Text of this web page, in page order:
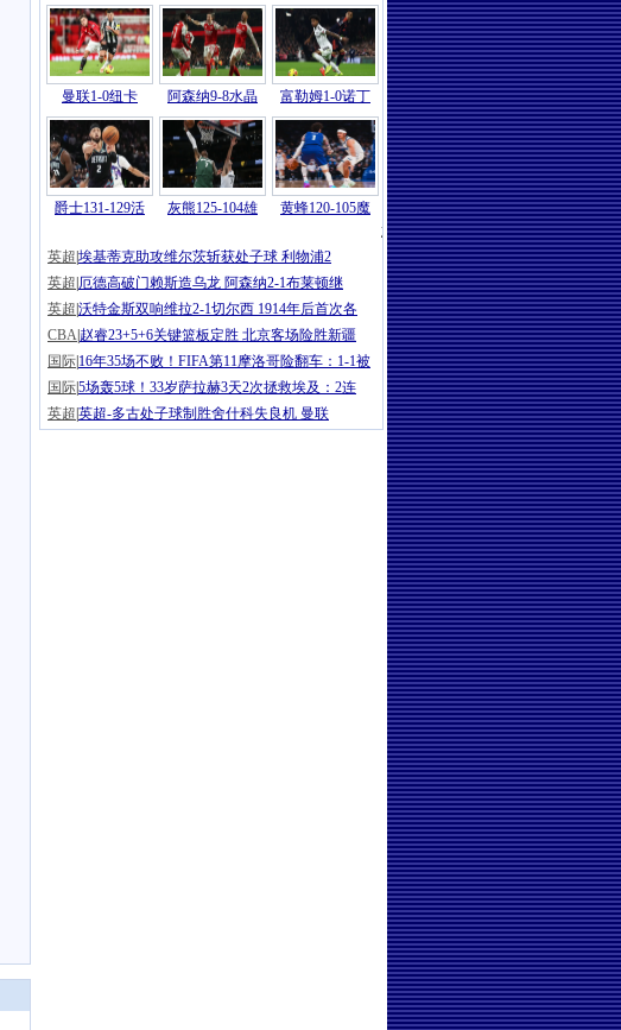
曼联1-0纽卡 阿森纳9-8水晶 富勒姆1-0诺丁
爵士131-129活 灰熊125-104雄
黄蜂120-105魔
意甲|卡卢卢破门伊尔迪兹建功 尤文2-
英超 埃基蒂克助攻维尔茨斩获处子球 利物浦2
英超 厄德高破门赖斯造乌龙 阿森纳2-1布莱顿继
英超 沃特金斯双响维拉2-1切尔西 1914年后首次各
CBA 赵睿23+5+6关键篮板定胜 北京客场险胜新疆
国际 16年35场不败！FIFA第11摩洛哥险翻车：1-1被
国际5场轰5球！33岁萨拉赫3天2次拯救埃及：2连
英超 英超-多古处子球制胜舍什科失良机 曼联